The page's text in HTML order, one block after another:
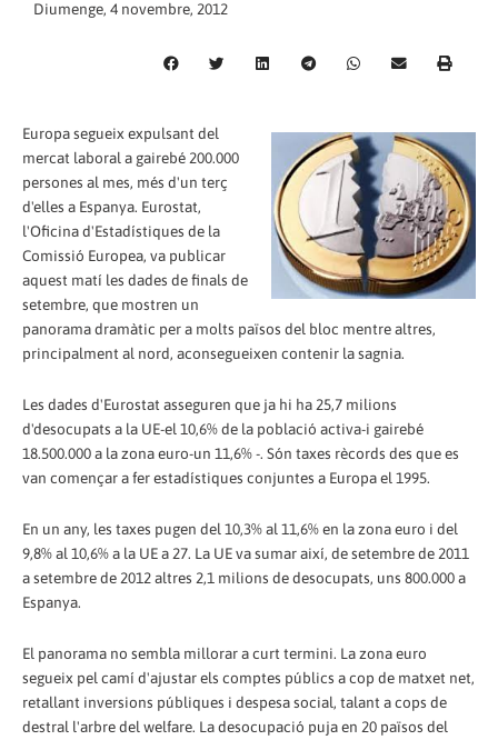
Diumenge, 4 novembre, 2012
Europa segueix expulsant del
mercat laboral a gairebé 200.000
persones al mes, més d'un terç
d'elles a Espanya. Eurostat,
l'Oficina d'Estadístiques de la
Comissió Europea, va publicar
aquest matí les dades de finals de
setembre, que mostren un
panorama dramàtic per a molts països del bloc mentre altres,
principalment al nord, aconsegueixen contenir la sagnia.
Les dades d'Eurostat asseguren que ja hi ha 25,7 milions
d'desocupats a la UE-el 10,6% de la població activa-i gairebé
18.500.000 a la zona euro-un 11,6% -. Són taxes rècords des que es
van començar a fer estadístiques conjuntes a Europa el 1995.
En un any, les taxes pugen del 10,3% al 11,6% en la zona euro i del
9,8% al 10,6% a la UE a 27. La UE va sumar així, de setembre de 2011
a setembre de 2012 altres 2,1 milions de desocupats, uns 800.000 a
Espanya.
El panorama no sembla millorar a curt termini. La zona euro
segueix pel camí d'ajustar els comptes públics a cop de matxet net,
retallant inversions públiques i despesa social, talant a cops de
destral l'arbre del welfare. La desocupació puja en 20 països del